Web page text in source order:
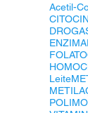
Acetil-
ENZIMA
FOLATO
Leite